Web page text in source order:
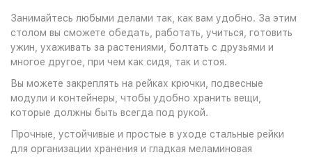
Занимайтесь любыми делами так, как вам удобно. За этим
столом вы сможете обедать, работать, учиться, готовить
ужин, ухаживать за растениями, болтать с друзьями и
многое другое, при чем как сидя, так и стоя.
Вы можете закреплять на рейках крючки, подвесные
модули и контейнеры, чтобы удобно хранить вещи,
которые должны быть всегда под рукой.
Прочные, устойчивые и простые в уходе стальные рейки
для организации хранения и гладкая меламиновая